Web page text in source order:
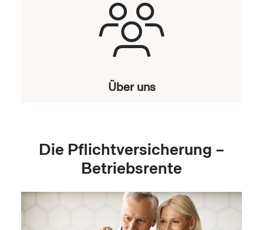
Über uns
Die Pflichtversicherung –
Betriebsrente